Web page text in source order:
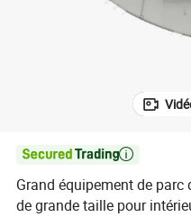

Grand équipement de
de grande taille pour